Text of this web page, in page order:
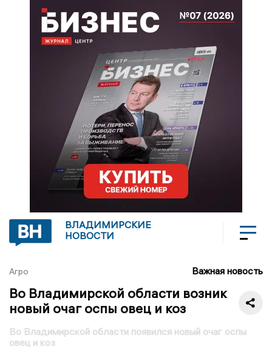
ВЛАДИМИРСКИЕ
НОВОСТИ
Агро Важная новость
Во Владимирской области возник
новый очаг оспы овец и коз
Во Владимирской области появился новый очаг оспы
овец и коз